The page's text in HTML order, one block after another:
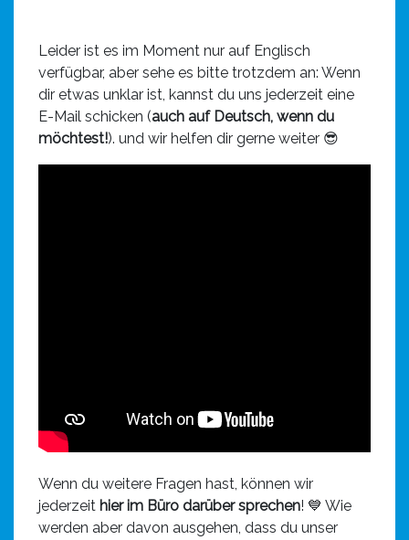
Leider ist es im Moment nur auf Englisch
verfügbar, aber sehe es bitte trotzdem an: Wenn
dir etwas unklar ist, kannst du uns jederzeit eine
E-Mail schicken (auch auf Deutsch, wenn du
möchtest!). und wir helfen dir gerne weiter 😎
Wenn du weitere Fragen hast, können wir
jederzeit hier im Büro darüber sprechen! 💙 Wie
werden aber davon ausgehen, dass du unser